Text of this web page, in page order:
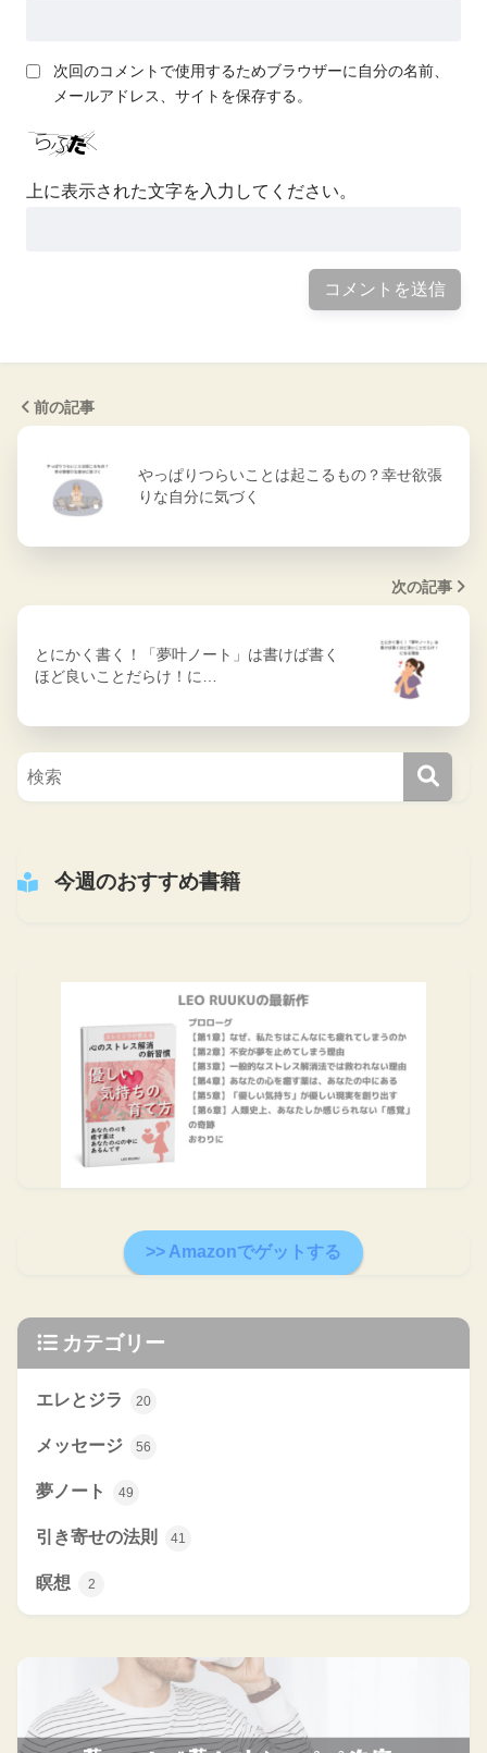
次回のコメントで使用するためブラウザーに自分の名前、
メールアドレス、サイトを保存する。
上に表示された文字を入力してください。
前の記事
やっぱりつらいことは起こるもの？幸せ欲張
りな自分に気づく
次の記事
とにかく書く！「夢叶ノート」は書けば書く
ほど良いことだらけ！に…
今週のおすすめ書籍
>> Amazonでゲットする
カテゴリー
エレとジラ 20
メッセージ 56
夢ノート 49
引き寄せの法則 41
瞑想 2